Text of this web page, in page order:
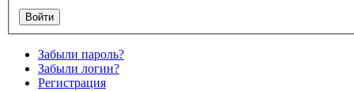
Забыли пароль?
Забыли логин?
Регистрация